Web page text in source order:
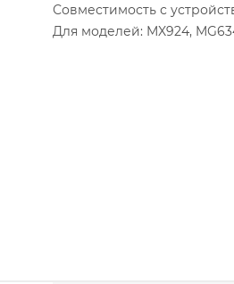
Совместимость с
Для моделей: MX924,